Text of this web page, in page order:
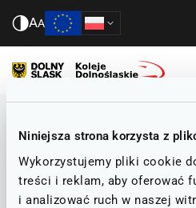
Niniejsza strona korzysta z
Wykorzystujemy pliki cookie
treści i reklam, aby oferować
i analizować ruch w naszej
AA